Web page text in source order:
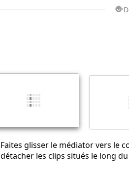
Faites glisser le médiator vers le
détacher les clips situés le long